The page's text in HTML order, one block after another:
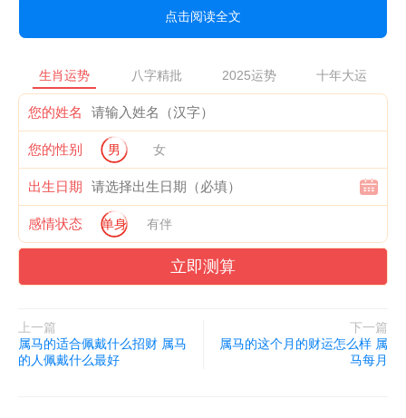
资门槛和风险评估。
借贷和理财规划分析
对于属马而言,本月借贷需谨慎,不可过度依赖借贷来维持自己的生
活或者经营困境。可考虑适当进行理财规划,建立个人理财规划,制
定合理的支出计划,做好储蓄和财务管理,以保证自己的财务状况稳
在本月中,属马需要加强与身边朋友和同事之间的沟通和交流,增强
点击阅读全文
生肖运势 八字精批 2025运势 十年大运
您的姓名
您的性别 男 女
出生日期
感情状态 单身 有伴
立即测算
上一篇
属马的适合佩戴什么招财 属马
的人佩戴什么最好
下一篇
属马的这个月的财运怎么样 属
马每月